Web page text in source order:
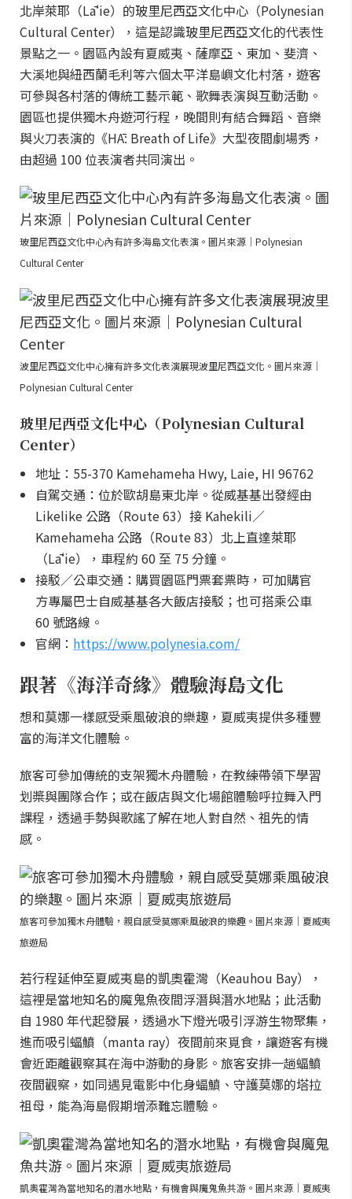
北岸萊耶（Lāʻie）的玻里尼西亞文化中心（Polynesian
Cultural Center），這是認識玻里尼西亞文化的代表性
景點之一。園區內設有夏威夷、薩摩亞、東加、斐濟、
大溪地與紐西蘭毛利等六個太平洋島嶼文化村落，遊客
可參與各村落的傳統工藝示範、歌舞表演與互動活動。
園區也提供獨木舟遊河行程，晚間則有結合舞蹈、音樂
與火刀表演的《HĀ: Breath of Life》大型夜間劇場秀，
由超過 100 位表演者共同演出。
玻里尼西亞文化中心內有許多海島文化表演。圖片來源｜Polynesian
Cultural Center
波里尼西亞文化中心擁有許多文化表演展現波里尼西亞文化。圖片來源｜
Polynesian Cultural Center
玻里尼西亞文化中心（Polynesian Cultural
Center）
地址：55-370 Kamehameha Hwy, Laie, HI 96762
自駕交通：位於歐胡島東北岸。從威基基出發經由
Likelike 公路（Route 63）接 Kahekili／
Kamehameha 公路（Route 83）北上直達萊耶
（Lāʻie），車程約 60 至 75 分鐘。
接駁／公車交通：購買園區門票套票時，可加購官
方專屬巴士自威基基各大飯店接駁；也可搭乘公車
60 號路線。
官網： https://www.polynesia.com/
跟著《海洋奇緣》體驗海島文化
想和莫娜一樣感受乘風破浪的樂趣，夏威夷提供多種豐
富的海洋文化體驗。
旅客可參加傳統的支架獨木舟體驗，在教練帶領下學習
划槳與團隊合作；或在飯店與文化場館體驗呼拉舞入門
課程，透過手勢與歌謠了解在地人對自然、祖先的情
感。
旅客可參加獨木舟體驗，親自感受莫娜乘風破浪的樂趣。圖片來源｜夏威夷
旅遊局
若行程延伸至夏威夷島的凱奧霍灣（Keauhou Bay），
這裡是當地知名的魔鬼魚夜間浮潛與潛水地點；此活動
自 1980 年代起發展，透過水下燈光吸引浮游生物聚集，
進而吸引蝠鱝（manta ray）夜間前來覓食，讓遊客有機
會近距離觀察其在海中游動的身影。旅客安排一趟蝠鱝
夜間觀察，如同遇見電影中化身蝠鱝、守護莫娜的塔拉
祖母，能為海島假期增添難忘體驗。
凱奧霍灣為當地知名的潛水地點，有機會與魔鬼魚共游。圖片來源｜夏威夷